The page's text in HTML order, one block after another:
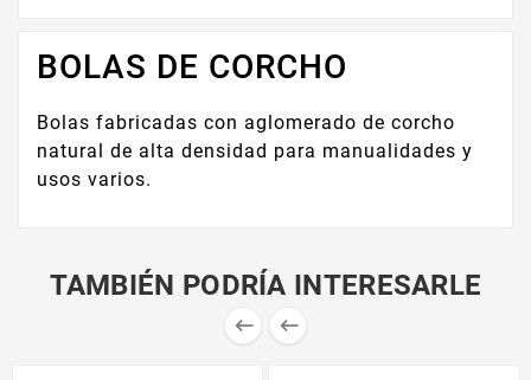
BOLAS DE CORCHO
Bolas fabricadas con aglomerado de corcho
natural de alta densidad para manualidades y
usos varios.
TAMBIÉN PODRÍA INTERESARLE
 